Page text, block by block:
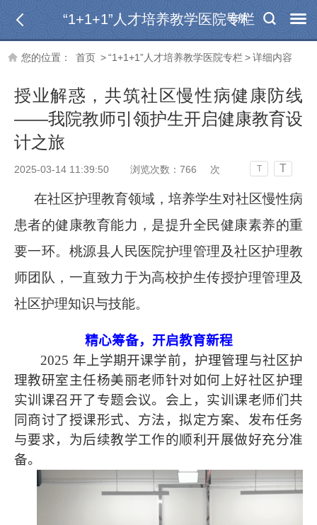
导航
“1+1+1”人才培养教学医院专栏
您的位置： 首页 >“1+1+1”人才培养教学医院专栏>详细内容
授业解惑，共筑社区慢性病健康防线
——我院教师引领护生开启健康教育设
计之旅
2025-03-14 11:39:50 浏览次数： 766 次 T T
在社区护理教育领域，培养学生对社区慢性病
患者的健康教育能力，是提升全民健康素养的重
要一环。桃源县人民医院护理管理及社区护理教
师团队，一直致力于为高校护生传授护理管理及
社区护理知识与技能。
精心筹备，开启教育新程
2025 年上学期开课学前，护理管理与社区护
理教研室主任杨美丽老师针对如何上好社区护理
实训课召开了专题会议。会上，实训课老师们共
同商讨了授课形式、方法，拟定方案、发布任务
与要求，为后续教学工作的顺利开展做好充分准
备。